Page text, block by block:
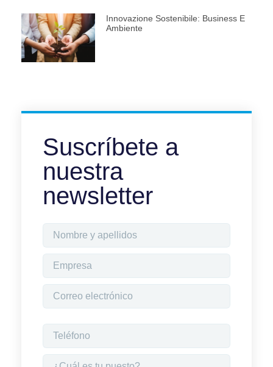
Innovazione Sostenibile: Business E
Ambiente
Suscríbete a
nuestra
newsletter